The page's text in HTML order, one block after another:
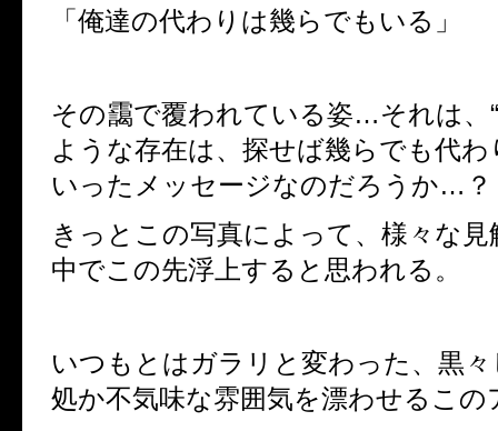
「俺達の代わりは幾らでもいる」
その靄で覆われている姿…それは、
ような存在は、探せば幾らでも代わ
いったメッセージなのだろうか… ？
きっとこの写真によって、様々な
中でこの先浮上すると思われる。
いつもとはガラリと変わった、黒
処か不気味な雰囲気を漂わせるこの